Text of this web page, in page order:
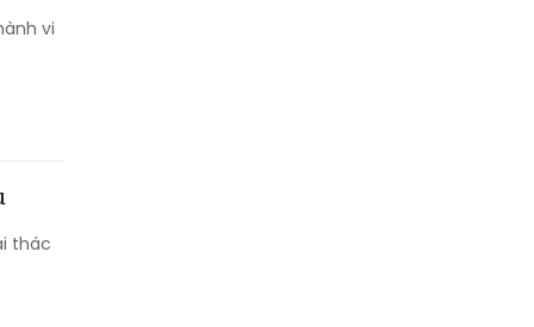
vi
thác